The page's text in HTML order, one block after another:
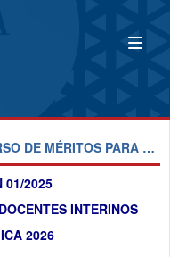
CONVOCATORIA N 01/2025 CONCURSO DE MÉRITOS PARA DOCENTES INTERINOS GESTIÓN ACADÉMICA 2026
01/2025
INTERINOS
2026